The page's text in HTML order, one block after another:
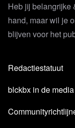
Heb jij belangrijke
hand, maar wil je
blijven voor het
Redactiestatuut
blckbx in de media